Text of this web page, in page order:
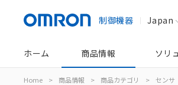
制御機器 Japan
ホーム 商品情報 ソリ
Home > 商品情報 > 商品カテゴリ > センサ